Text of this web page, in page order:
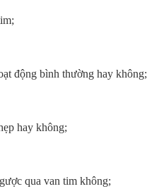
động bình thường hay không;
hay không;
qua van tim không;